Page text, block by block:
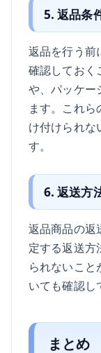
5. 返品条
返品を行う前
確認しておく
や、パッケー
ます。これ
け付けられな
す。
6. 返送方
返品商品の返
定する返送方
られないこと
いても確認し
まとめ